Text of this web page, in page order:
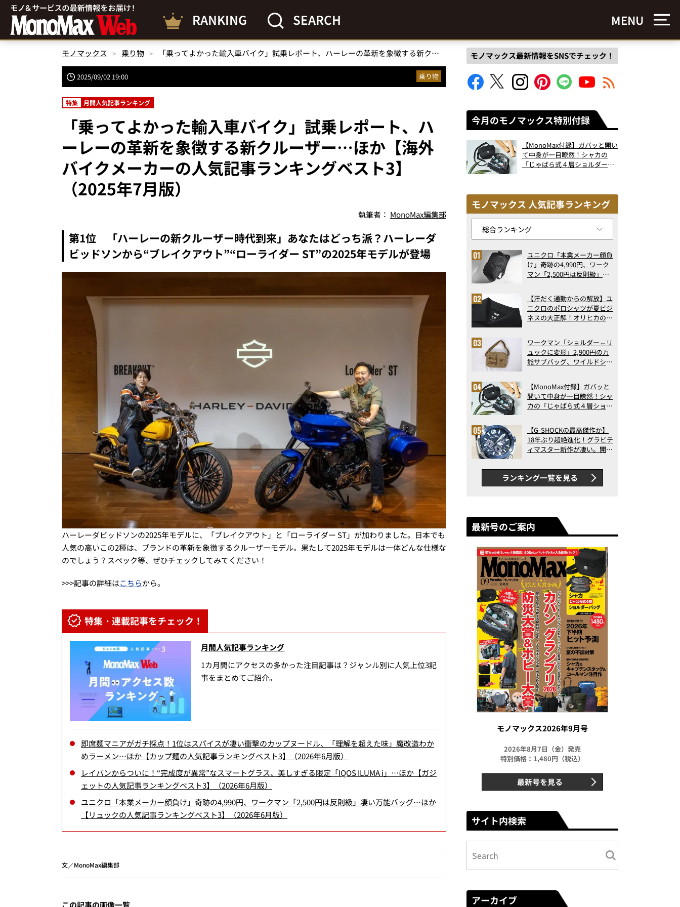
RANKING SEARCH MENU
モノマックス 乗り物 「乗ってよかった輸入車バイク」試乗レポート、ハーレーの革新を象徴する新クルーザー…ほか【海外バイクメーカーの人気記事ランキングベスト3】（2025年7月版）
2025/09/02 19:00 乗り物
特集 月間人気記事ランキング
「乗ってよかった輸入車バイク」試乗レポート、ハ
ーレーの革新を象徴する新クルーザー…ほか【海外
バイクメーカーの人気記事ランキングベスト3】
（2025年7月版）
執筆者： MonoMax編集部
第1位 「ハーレーの新クルーザー時代到来」あなたはどっち派？ハーレーダ
ビッドソンから“ブレイクアウト”“ローライダー ST”の2025年モデルが登場
ハーレーダビッドソンの2025年モデルに、「ブレイクアウト」と「ローライダー ST」が加わりました。日本でも
人気の高いこの2種は、ブランドの革新を象徴するクルーザーモデル。果たして2025年モデルは一体どんな仕様な
のでしょう？スペック等、ぜひチェックしてみてください！
>>>記事の詳細はこちらから。
特集・連載記事をチェック！
月間人気記事ランキング
1カ月間にアクセスの多かった注目記事は？ジャンル別に人気上位3記
事をまとめてご紹介。
即席麺マニアがガチ採点！1位はスパイスが凄い衝撃のカップヌードル、「理解を超えた味」魔改造わか
めラーメン…ほか【カップ麺の人気記事ランキングベスト3】（2026年6月版）
レイバンからついに！“完成度が異常”なスマートグラス、美しすぎる限定「IQOS ILUMA i」…ほか【ガジ
ェットの人気記事ランキングベスト3】（2026年6月版）
ユニクロ「本業メーカー顔負け」奇跡の4,990円、ワークマン「2,500円は反則級」凄い万能バッグ…ほか
【リュックの人気記事ランキングベスト3】（2026年6月版）
文／MonoMax編集部
この記事の画像一覧
モノマックス最新情報をSNSでチェック！
今月のモノマックス特別付録
【MonoMax付録】ガバッと開い
て中身が一目瞭然！シャカの
「じゃばら式４層ショルダーバ
モノマックス 人気記事ランキング
ユニクロ「本業メーカー顔負
け」奇跡の4,990円、ワーク
マン「2,500円は反則級」凄
ト3】（2026年6月版）
【汗だく通勤からの解放】ユ
ニクロのポロシャツが夏ビジ
ネスの大正解！オリヒカの透
アの実力
ワークマン「ショルダー⇔リ
ュックに変形」2,900円の万
能サブバッグ、ワイルドシン
記事ランキングベスト3】
（2026年6月版）
【MonoMax付録】ガバッと
開いて中身が一目瞭然！シャ
カの「じゃばら式４層ショル
った！
【G-SHOCKの最高傑作か】
18年ぶり超絶進化！グラビテ
ィマスター新作が凄い。開発
新ムーブメントの衝撃
ランキング一覧を見る
最新号のご案内
モノマックス2026年9月号
2026年8月7日（金）発売
特別価格：1,480円（税込）
最新号を見る
サイト内検索
アーカイブ